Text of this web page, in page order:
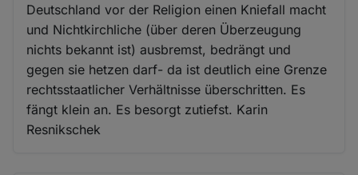
Deutschland vor der Religion einen Kniefall macht
und Nichtkirchliche (über deren Überzeugung
nichts bekannt ist) ausbremst, bedrängt und
gegen sie hetzen darf- da ist deutlich eine Grenze
rechtsstaatlicher Verhältnisse überschritten. Es
fängt klein an. Es besorgt zutiefst. Karin
Resnikschek